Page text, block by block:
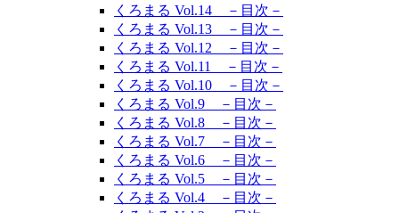
くろまる Vol.14 －目次－
くろまる Vol.13 －目次－
くろまる Vol.12 －目次－
くろまる Vol.11 －目次－
くろまる Vol.10 －目次－
くろまる Vol.9 －目次－
くろまる Vol.8 －目次－
くろまる Vol.7 －目次－
くろまる Vol.6 －目次－
くろまる Vol.5 －目次－
くろまる Vol.4 －目次－